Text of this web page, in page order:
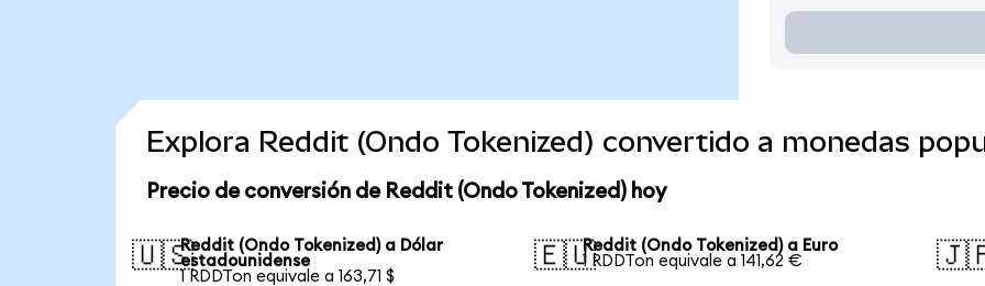
Explora Reddit (Ondo Tokenized) convertido a monedas
Precio de conversión de Reddit (Ondo Tokenized) hoy
🇺🇸Reddit (Ondo Tokenized) a Dólar
estadounidense
1 RDDTon equivale a 163,71 $
🇪🇺Reddit (Ondo Tokenized) a Euro
1 RDDTon equivale a 141,62 €